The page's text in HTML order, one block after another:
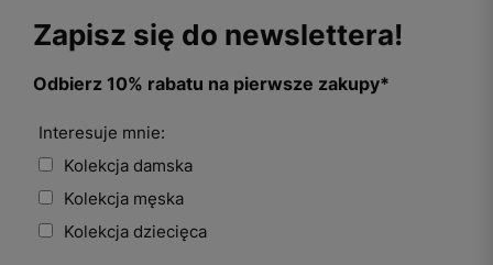
Zapisz się do newslettera!
Odbierz 10% rabatu na pierwsze zakupy*
Interesuje mnie:
Kolekcja damska
Kolekcja męska
Kolekcja dziecięca